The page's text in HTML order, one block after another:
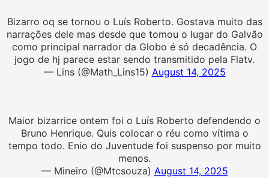
Bizarro oq se tornou o Luís Roberto. Gostava muito das
narrações dele mas desde que tomou o lugar do Galvão
como principal narrador da Globo é só decadência. O
jogo de hj parece estar sendo transmitido pela Flatv.
— Lins (@Math_Lins15) August 14, 2025
Maior bizarrice ontem foi o Luís Roberto defendendo o
Bruno Henrique. Quis colocar o réu como vítima o
tempo todo. Enio do Juventude foi suspenso por muito
menos.
— Mineiro (@Mtcsouza) August 14, 2025